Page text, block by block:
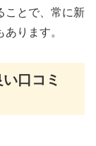
ことで、常に新
ります。
口コミ